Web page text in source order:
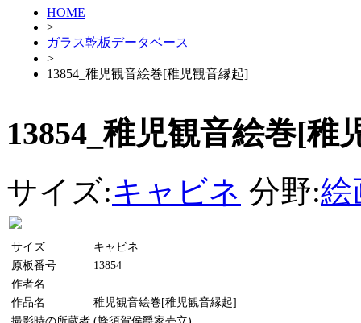
HOME
>
ガラス乾板データベース
>
13854_稚児観音絵巻[稚児観音縁起]
13854_稚児観音絵巻[稚
サイズ:キャビネ 分野:絵
サイズ
キャビネ
原板番号
13854
作者名
作品名
稚児観音絵巻[稚児観音縁起]